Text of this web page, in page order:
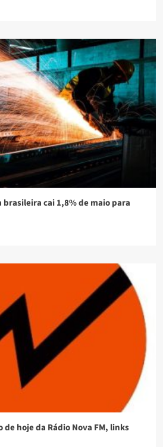
cai 1,8% de maio para
hoje da Rádio Nova FM, links